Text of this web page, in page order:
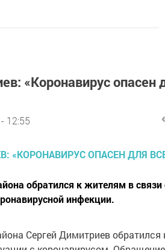
«Коронавирус опасен
12:55
обратился к жителям в связи
инфекции.
Сергей Димитриев